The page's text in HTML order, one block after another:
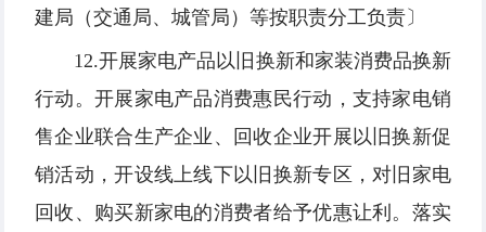
建局（交通局、城管局）等按职责分工负责〕
12.开展家电产品以旧换新和家装消费品换新
行动。开展家电产品消费惠民行动，支持家电销
售企业联合生产企业、回收企业开展以旧换新促
销活动，开设线上线下以旧换新专区，对旧家电
回收、购买新家电的消费者给予优惠让利。落实